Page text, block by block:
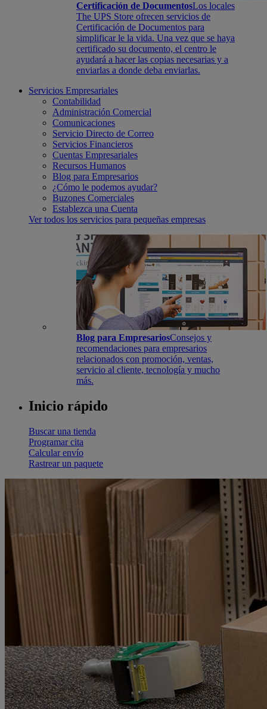
Certificación de DocumentosLos locales
The UPS Store ofrecen servicios de
Certificación de Documentos para
simplificar le la vida. Una vez que se haya
certificado su documento, el centro le
ayudará a hacer las copias necesarias y a
enviarlas a donde deba enviarlas.
Servicios Empresariales
Contabilidad
Administración Comercial
Comunicaciones
Servicio Directo de Correo
Servicios Financieros
Cuentas Empresariales
Recursos Humanos
Blog para Empresarios
¿Cómo le podemos ayudar?
Buzones Comerciales
Establezca una Cuenta
Ver todos los servicios para pequeñas empresas
Blog para EmpresariosConsejos y
recomendaciones para empresarios
relacionados con promoción, ventas,
servicio al cliente, tecnología y mucho
más.
Inicio rápido
Buscar una tienda
Programar cita
Calcular envío
Rastrear un paquete